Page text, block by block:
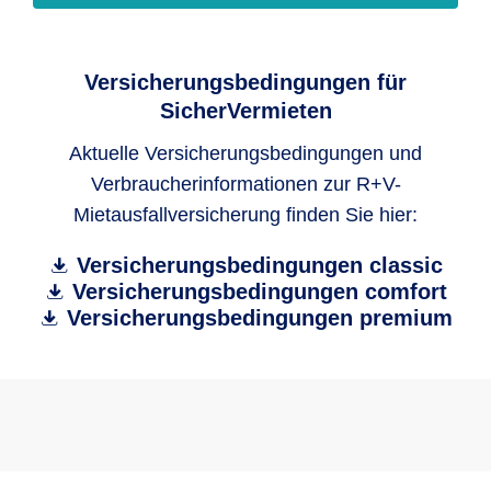
strittige Mietminderungen) mit dem
keine Verletzungen des Mietvertrages
durch den Mieter
entwendeten Sachen/Gegenstände
der Wohnung, die noch nicht ersetzt
wurden.
Versicherungsbedingungen für
SicherVermieten
Aktuelle Versicherungsbedingungen und
Verbraucherinformationen zur R+V-
Mietausfallversicherung finden Sie hier:
Versicherungsbedingungen classic
Versicherungsbedingungen comfort
Versicherungsbedingungen premium